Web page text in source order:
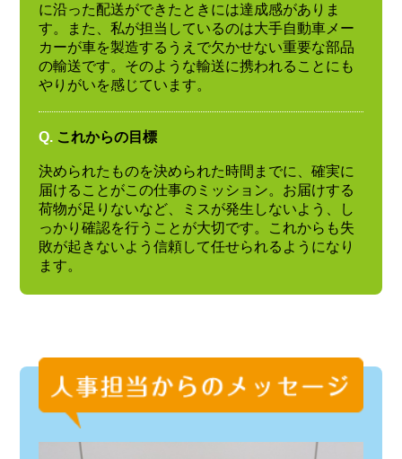
に沿った配送ができたときには達成感がありま
す。また、私が担当しているのは大手自動車メー
カーが車を製造するうえで欠かせない重要な部品
の輸送です。そのような輸送に携われることにも
やりがいを感じています。
Q. これからの目標
決められたものを決められた時間までに、確実に
届けることがこの仕事のミッション。お届けする
荷物が足りないなど、ミスが発生しないよう、し
っかり確認を行うことが大切です。これからも失
敗が起きないよう信頼して任せられるようになり
ます。